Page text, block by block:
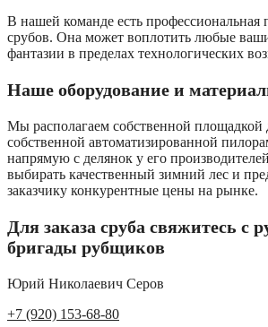
В нашей команде есть профессиональная
срубов. Она может воплотить любые
фантазии в пределах технологических
Наше оборудование и
Мы располагаем собственной площадкой
собственной автоматизированной
напрямую с делянок у его
выбирать качественный зимний лес и
заказчику конкурентные цены на рынке.
Для заказа сруба свяжитесь с
бригады рубщиков
Юрий Николаевич Серов
+7 (920) 153-68-80